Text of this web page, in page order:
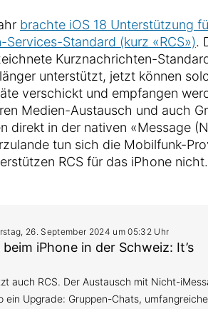
brachte iOS 18 Unterstützung
Services-Standard (kurz «RCS»).
Kurznachrichten-
unterstützt, jetzt können
verschickt und empfangen
Medien-Austausch und auch
direkt in der nativen «Message
tun sich die Mobilfunk-
RCS für das iPhone nicht.
26. September 2024 um 05:32 Uhr
beim iPhone in der Schweiz: It’s
auch RCS. Der Austausch mit Nicht-
ein Upgrade: Gruppen-Chats,